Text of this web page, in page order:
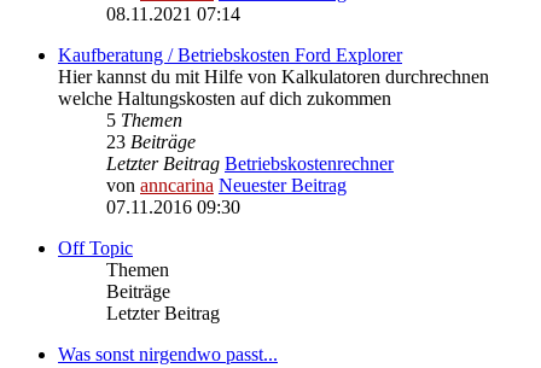
08.11.2021 07:14
Kaufberatung / Betriebskosten Ford Explorer
Hier kannst du mit Hilfe von Kalkulatoren durchrechnen
welche Haltungskosten auf dich zukommen
5 Themen
23 Beiträge
Letzter Beitrag Betriebskostenrechner
von anncarina Neuester Beitrag
07.11.2016 09:30
Off Topic
Themen
Beiträge
Letzter Beitrag
Was sonst nirgendwo passt...